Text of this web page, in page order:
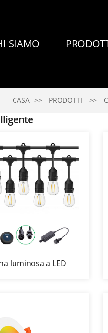
SIAMO
CASA PRODOTTI
luminosa a LED